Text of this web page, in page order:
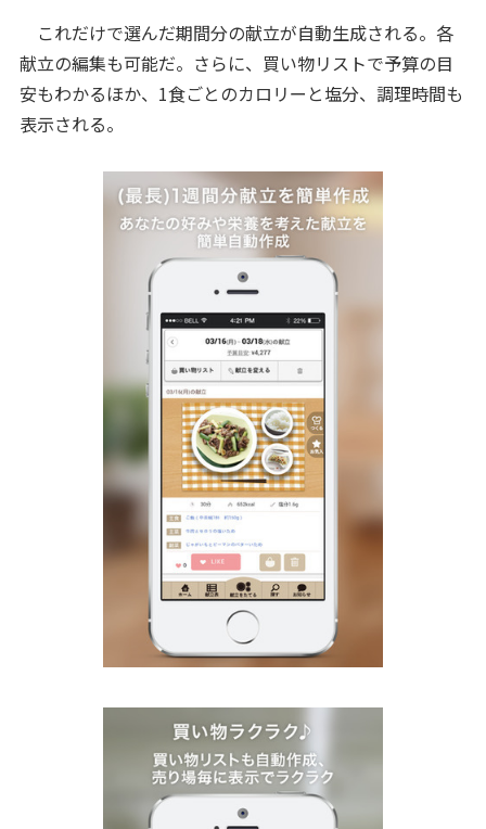
これだけで選んだ期間分の献立が自動生成される。各
献立の編集も可能だ。さらに、買い物リストで予算の目
安もわかるほか、1食ごとのカロリーと塩分、調理時間も
表示される。